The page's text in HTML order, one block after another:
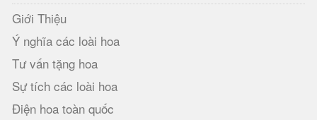
Giới Thiệu
Ý nghĩa các loài hoa
Tư vấn tặng hoa
Sự tích các loài hoa
Điện hoa toàn quốc